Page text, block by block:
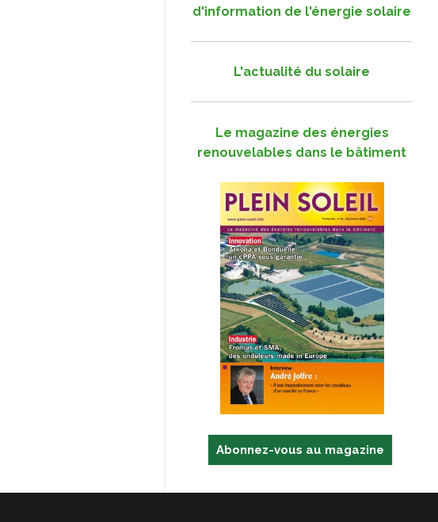
d'information de l'énergie solaire
L'actualité du solaire
Le magazine des énergies
renouvelables dans le bâtiment
Abonnez-vous au magazine